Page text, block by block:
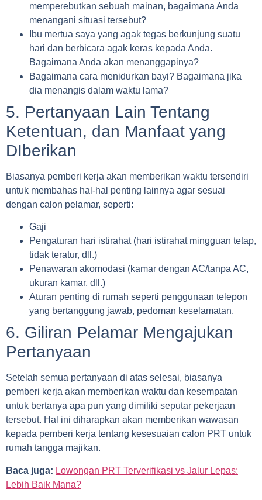
memperebutkan sebuah mainan, bagaimana Anda
menangani situasi tersebut?
Ibu mertua saya yang agak tegas berkunjung suatu
hari dan berbicara agak keras kepada Anda.
Bagaimana Anda akan menanggapinya?
Bagaimana cara menidurkan bayi? Bagaimana jika
dia menangis dalam waktu lama?
5. Pertanyaan Lain Tentang
Ketentuan, dan Manfaat yang
DIberikan
Biasanya pemberi kerja akan memberikan waktu tersendiri
untuk membahas hal-hal penting lainnya agar sesuai
dengan calon pelamar, seperti:
Gaji
Pengaturan hari istirahat (hari istirahat mingguan tetap,
tidak teratur, dll.)
Penawaran akomodasi (kamar dengan AC/tanpa AC,
ukuran kamar, dll.)
Aturan penting di rumah seperti penggunaan telepon
yang bertanggung jawab, pedoman keselamatan.
6. Giliran Pelamar Mengajukan
Pertanyaan
Setelah semua pertanyaan di atas selesai, biasanya
pemberi kerja akan memberikan waktu dan kesempatan
untuk bertanya apa pun yang dimiliki seputar pekerjaan
tersebut. Hal ini diharapkan akan memberikan wawasan
kepada pemberi kerja tentang kesesuaian calon PRT untuk
rumah tangga majikan.
Baca juga: Lowongan PRT Terverifikasi vs Jalur Lepas:
Lebih Baik Mana?